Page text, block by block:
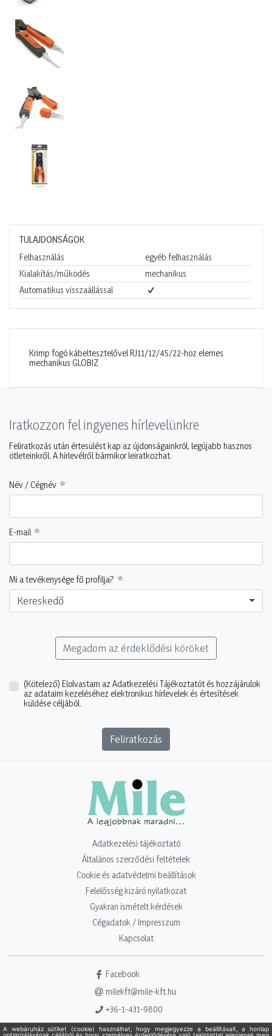
TULAJDONSÁGOK
Felhasználás
egyéb felhasználás
Kialakítás/működés
mechanikus
Automatikus visszaállással
Krimp fogó kábeltesztelővel RJ11/12/45/22-höz elemes
mechanikus GLOBIZ
Iratkozzon fel ingyenes hírlevelünkre
Feliratkozás után értesülést kap az újdonságainkról, legújabb hasznos
ötleteinkről. A hírlevélről bármikor leiratkozhat.
Név / Cégnév
E-mail
Mi a tevékenysége fő profilja?
Kereskedő
Megadom az érdeklődési köröket
(Kötelező) Elolvastam az Adatkezelési Tájékoztatót és hozzájárulok
az adataim kezeléséhez elektronikus hírlevelek és értesítések
küldése céljából.
Feliratkozás
Adatkezelési tájékoztató
Általános szerződési feltételek
Cookie és adatvédelmi beállítások
Felelősség kizáró nyilatkozat
Gyakran ismételt kérdések
Cégadatok / Impresszum
Kapcsolat
Facebook
milekft@mile-kft.hu
+36-1-431-9800